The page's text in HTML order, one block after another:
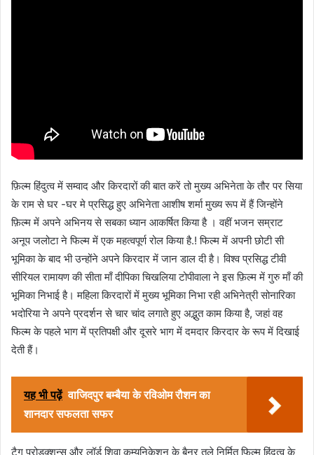
फ़िल्म हिंदुत्व में सम्वाद और किरदारों की बात करें तो मुख्य अभिनेता के तौर पर सिया
के राम से घर -घर मे प्रसिद्ध हुए अभिनेता आशीष शर्मा मुख्य रूप में हैं जिन्होंने
फ़िल्म में अपने अभिनय से सबका ध्यान आकर्षित किया है । वहीं भजन सम्राट
अनूप जलोटा ने फिल्म में एक महत्वपूर्ण रोल किया है.! फिल्म में अपनी छोटी सी
भूमिका के बाद भी उन्होंने अपने किरदार में जान डाल दी है। विश्व प्रसिद्ध टीवी
सीरियल रामायण की सीता माँ दीपिका चिखलिया टोपीवाला ने इस फ़िल्म में गुरु माँ की
भूमिका निभाई है। महिला किरदारों में मुख्य भूमिका निभा रही अभिनेत्री सोनारिका
भदोरिया ने अपने प्रदर्शन से चार चांद लगाते हुए अद्भुत काम किया है, जहां वह
फिल्म के पहले भाग में प्रतिपक्षी और दूसरे भाग में दमदार किरदार के रूप में दिखाई
देती हैं।
यह भी पढ़ें वाजिदपुर बम्बैया के रविओम रौशन का
शानदार सफलता सफर
टैग प्रोडक्शन्स और लॉर्ड शिवा कम्युनिकेशन के बैनर तले निर्मित फिल्म हिंदुत्व के